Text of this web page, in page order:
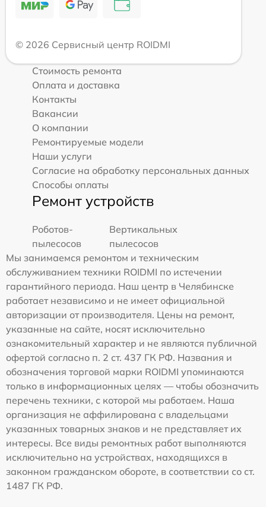
© 2026 Сервисный центр ROIDMI
Стоимость ремонта
Оплата и доставка
Контакты
Вакансии
О компании
Ремонтируемые модели
Наши услуги
Согласие на обработку персональных данных
Способы оплаты
Ремонт устройств
Роботов-
пылесосов
Вертикальных
пылесосов
Мы занимаемся ремонтом и техническим
обслуживанием техники ROIDMI по истечении
гарантийного периода. Наш центр в Челябинске
работает независимо и не имеет официальной
авторизации от производителя. Цены на ремонт,
указанные на сайте, носят исключительно
ознакомительный характер и не являются публичной
офертой согласно п. 2 ст. 437 ГК РФ. Названия и
обозначения торговой марки ROIDMI упоминаются
только в информационных целях — чтобы обозначить
перечень техники, с которой мы работаем. Наша
организация не аффилирована с владельцами
указанных товарных знаков и не представляет их
интересы. Все виды ремонтных работ выполняются
исключительно на устройствах, находящихся в
законном гражданском обороте, в соответствии со ст.
1487 ГК РФ.